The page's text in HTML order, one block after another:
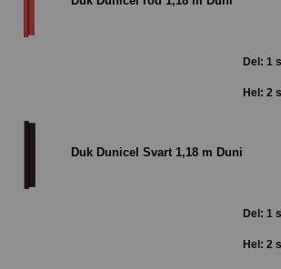
Del: 1
Hel: 2
Duk Dunicel Svart 1,18 m Duni
Del: 1
Hel: 2